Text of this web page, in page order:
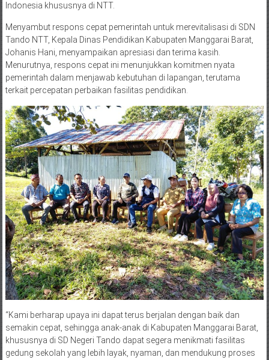
Indonesia khususnya di NTT.
Menyambut respons cepat pemerintah untuk merevitalisasi di SDN
Tando NTT, Kepala Dinas Pendidikan Kabupaten Manggarai Barat,
Johanis Hani, menyampaikan apresiasi dan terima kasih.
Menurutnya, respons cepat ini menunjukkan komitmen nyata
pemerintah dalam menjawab kebutuhan di lapangan, terutama
terkait percepatan perbaikan fasilitas pendidikan.
“Kami berharap upaya ini dapat terus berjalan dengan baik dan
semakin cepat, sehingga anak-anak di Kabupaten Manggarai Barat,
khususnya di SD Negeri Tando dapat segera menikmati fasilitas
gedung sekolah yang lebih layak, nyaman, dan mendukung proses